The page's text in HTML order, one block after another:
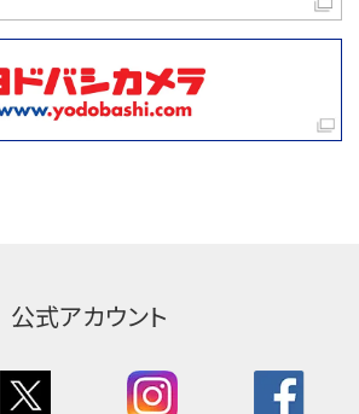
公式アカウント